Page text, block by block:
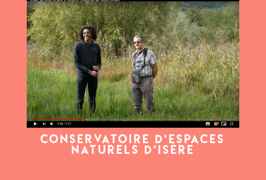
Conservatoire d’Espaces
Naturels d’Isère